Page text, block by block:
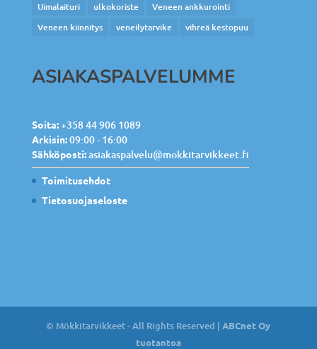
Uimalaituri
ulkokoriste
Veneen ankkurointi
Veneen kiinnitys
veneilytarvike vihreä kestopuu
ASIAKASPALVELUMME
Soita:+358 44 906 1089
Arkisin:09:00 - 16:00
Sähköposti:asiakaspalvelu@mokkitarvikkeet.fi
Toimitusehdot
Tietosuojaseloste
© Mökkitarvikkeet - All Rights Reserved |ABCnet Oy
tuotantoa